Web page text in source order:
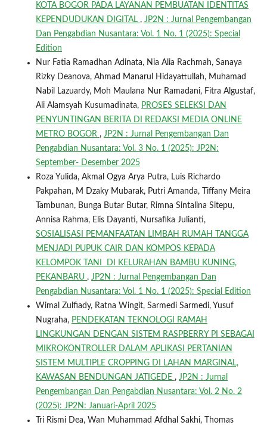
KOTA BOGOR PADA LAYANAN PEMBUATAN IDENTITAS
KEPENDUDUKAN DIGITAL , JP2N : Jurnal Pengembangan
Dan Pengabdian Nusantara: Vol. 1 No. 1 (2025): Special
Edition
Nur Fatia Ramadhan Adinata, Nia Alia Rachmah, Sanaya
Rizky Deanova, Ahmad Manarul Hidayattullah, Muhamad
Nabil Lazuardy, Moh Maulana Nur Ramadani, Fitra Algustaf,
Ali Alamsyah Kusumadinata, PROSES SELEKSI DAN
PENYUNTINGAN BERITA DI REDAKSI MEDIA ONLINE
METRO BOGOR , JP2N : Jurnal Pengembangan Dan
Pengabdian Nusantara: Vol. 3 No. 1 (2025): JP2N:
September- Desember 2025
Roza Yulida, Akmal Ogya Arya Putra, Luis Richardo
Pakpahan, M Dzaky Mubarak, Putri Amanda, Tiffany Meira
Tambunan, Bunga Butar Butar, Rimna Sintalina Sitepu,
Annisa Rahma, Elis Dayanti, Nursafika Julianti,
SOSIALISASI PEMANFAATAN LIMBAH RUMAH TANGGA
MENJADI PUPUK CAIR DAN KOMPOS KEPADA
KELOMPOK TANI DI KELURAHAN BAMBU KUNING,
PEKANBARU , JP2N : Jurnal Pengembangan Dan
Pengabdian Nusantara: Vol. 1 No. 1 (2025): Special Edition
Wimal Zulfiady, Ratna Wingit, Sarmedi Sarmedi, Yusuf
Nugraha, PENDEKATAN TEKNOLOGI RAMAH
LINGKUNGAN DENGAN SISTEM RASPBERRY PI SEBAGAI
MIKROKONTROLLER DALAM APLIKASI PERTANIAN
SISTEM MULTIPLE CROPPING DI LAHAN MARGINAL,
KAWASAN BENDUNGAN JATIGEDE , JP2N : Jurnal
Pengembangan Dan Pengabdian Nusantara: Vol. 2 No. 2
(2025): JP2N: Januari-April 2025
Tri Rismi Dea, Wan Muhammad Afdhal Sakhi, Thomas